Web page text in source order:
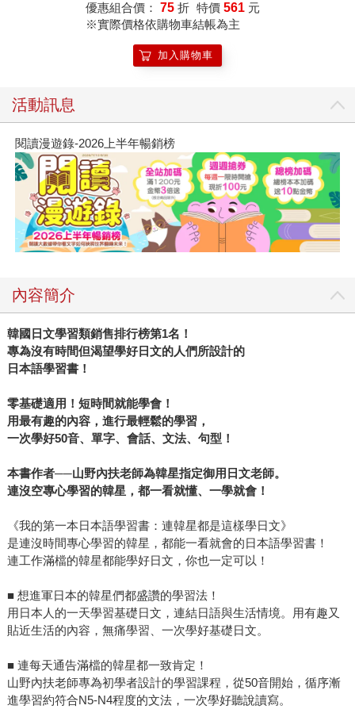
優惠組合價： 75 折 特價 561 元
※實際價格依購物車結帳為主
加入購物車
活動訊息
閱讀漫遊錄-2026上半年暢銷榜
內容簡介
韓國日文學習類銷售排行榜第1名！
專為沒有時間但渴望學好日文的人們所設計的
日本語學習書！
零基礎適用！短時間就能學會！
用最有趣的內容，進行最輕鬆的學習，
一次學好50音、單字、會話、文法、句型！
本書作者──山野內扶老師為韓星指定御用日文老師。
連沒空專心學習的韓星，都一看就懂、一學就會！
《我的第一本日本語學習書：連韓星都是這樣學日文》
是連沒時間專心學習的韓星，都能一看就會的日本語學習書！
連工作滿檔的韓星都能學好日文，你也一定可以！
■ 想進軍日本的韓星們都盛讚的學習法！
用日本人的一天學習基礎日文，連結日語與生活情境。用有趣又
貼近生活的內容，無痛學習、一次學好基礎日文。
■ 連每天通告滿檔的韓星都一致肯定！
山野內扶老師專為初學者設計的學習課程，從50音開始，循序漸
進學習約符合N5-N4程度的文法，一次學好聽說讀寫。